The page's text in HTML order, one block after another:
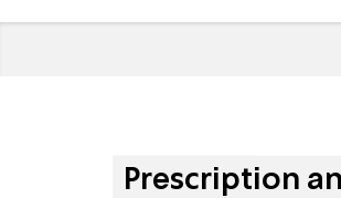
Prescription